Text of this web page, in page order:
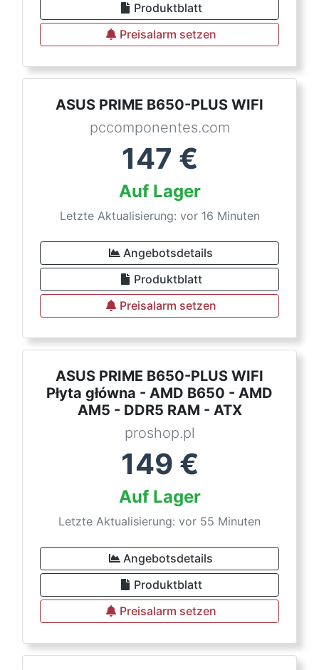
Produktblatt
Preisalarm setzen
ASUS PRIME B650-PLUS WIFI
pccomponentes.com
147 €
Auf Lager
Letzte Aktualisierung: vor 16 Minuten
Angebotsdetails
Produktblatt
Preisalarm setzen
ASUS PRIME B650-PLUS WIFI
Płyta główna - AMD B650 - AMD
AM5 - DDR5 RAM - ATX
proshop.pl
149 €
Auf Lager
Letzte Aktualisierung: vor 55 Minuten
Angebotsdetails
Produktblatt
Preisalarm setzen